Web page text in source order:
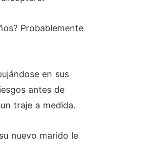
Probablemente
en sus
antes de
traje a medida.
nuevo marido le